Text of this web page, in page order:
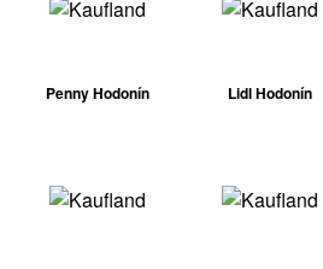
Penny Hodonín Lidl Hodonín